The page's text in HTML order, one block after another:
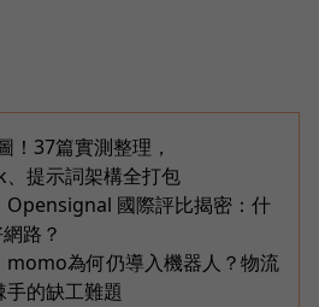
！37篇實測整理，
提示詞架構全打包
Opensignal 國際評比揭密：什
路？
momo為何仍導入機器人？物流
的缺工難題